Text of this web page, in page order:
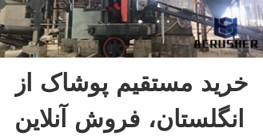
خرید مستقیم پوشاک از
انگلستان، فروش آنلاین